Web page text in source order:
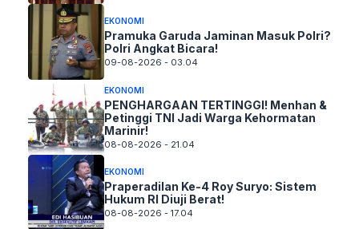
EKONOMI
Pramuka Garuda Jaminan Masuk Polri?
Polri Angkat Bicara!
09-08-2026 - 03.04
EKONOMI
PENGHARGAAN TERTINGGI! Menhan &
Petinggi TNI Jadi Warga Kehormatan
Marinir!
08-08-2026 - 21.04
EKONOMI
Praperadilan Ke-4 Roy Suryo: Sistem
Hukum RI Diuji Berat!
08-08-2026 - 17.04